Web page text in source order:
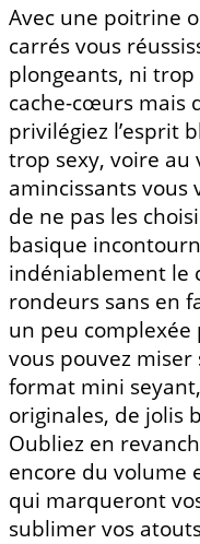
Avec une poitrine
carrés vous
plongeants, ni trop
cache-cœurs mais
privilégiez l’esprit
trop sexy, voire au
amincissants
de ne pas les
basique
indéniablement le
rondeurs sans en
un peu complexée
vous pouvez
format mini
originales, de jolis
Oubliez en
encore du volume
qui marqueront
sublimer vos